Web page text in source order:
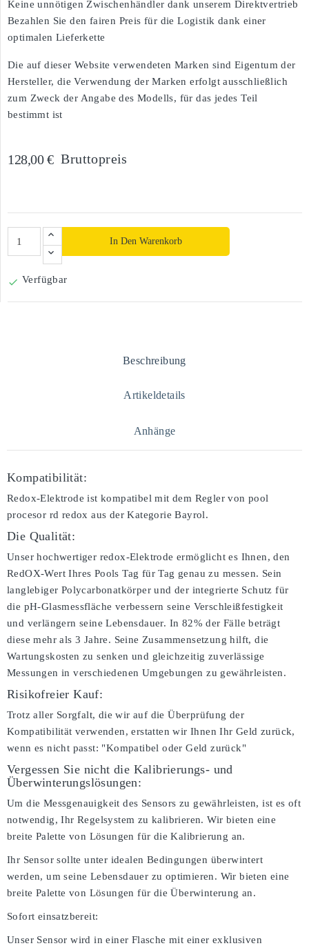
Keine unnötigen Zwischenhändler dank unserem Direktvertrieb
Bezahlen Sie den fairen Preis für die Logistik dank einer
optimalen Lieferkette
Die auf dieser Website verwendeten Marken sind Eigentum der
Hersteller, die Verwendung der Marken erfolgt ausschließlich
zum Zweck der Angabe des Modells, für das jedes Teil
bestimmt ist
128,00 € Bruttopreis
In Den Warenkorb
 Verfügbar
Beschreibung
Artikeldetails
Anhänge
Kompatibilität:
Redox-Elektrode ist kompatibel mit dem Regler von pool
procesor rd redox aus der Kategorie Bayrol.
Die Qualität:
Unser hochwertiger redox-Elektrode ermöglicht es Ihnen, den
RedOX-Wert Ihres Pools Tag für Tag genau zu messen. Sein
langlebiger Polycarbonatkörper und der integrierte Schutz für
die pH-Glasmessfläche verbessern seine Verschleißfestigkeit
und verlängern seine Lebensdauer. In 82% der Fälle beträgt
diese mehr als 3 Jahre. Seine Zusammensetzung hilft, die
Wartungskosten zu senken und gleichzeitig zuverlässige
Messungen in verschiedenen Umgebungen zu gewährleisten.
Risikofreier Kauf:
Trotz aller Sorgfalt, die wir auf die Überprüfung der
Kompatibilität verwenden, erstatten wir Ihnen Ihr Geld zurück,
wenn es nicht passt: "Kompatibel oder Geld zurück"
Vergessen Sie nicht die Kalibrierungs- und
Überwinterungslösungen:
Um die Messgenauigkeit des Sensors zu gewährleisten, ist es oft
notwendig, Ihr Regelsystem zu kalibrieren. Wir bieten eine
breite Palette von Lösungen für die Kalibrierung an.
Ihr Sensor sollte unter idealen Bedingungen überwintert
werden, um seine Lebensdauer zu optimieren. Wir bieten eine
breite Palette von Lösungen für die Überwinterung an.
Sofort einsatzbereit:
Unser Sensor wird in einer Flasche mit einer exklusiven